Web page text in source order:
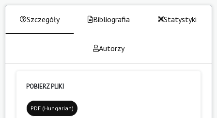
Szczegóły Bibliografia Statystyki
Autorzy
POBIERZ PLIKI
PDF (Hungarian)